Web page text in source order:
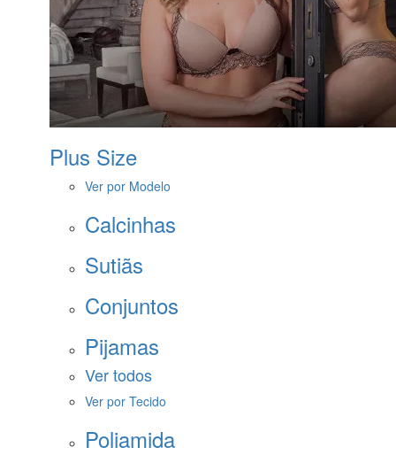
Plus Size
Ver por Modelo
Calcinhas
Sutiãs
Conjuntos
Pijamas
Ver todos
Ver por Tecido
Poliamida